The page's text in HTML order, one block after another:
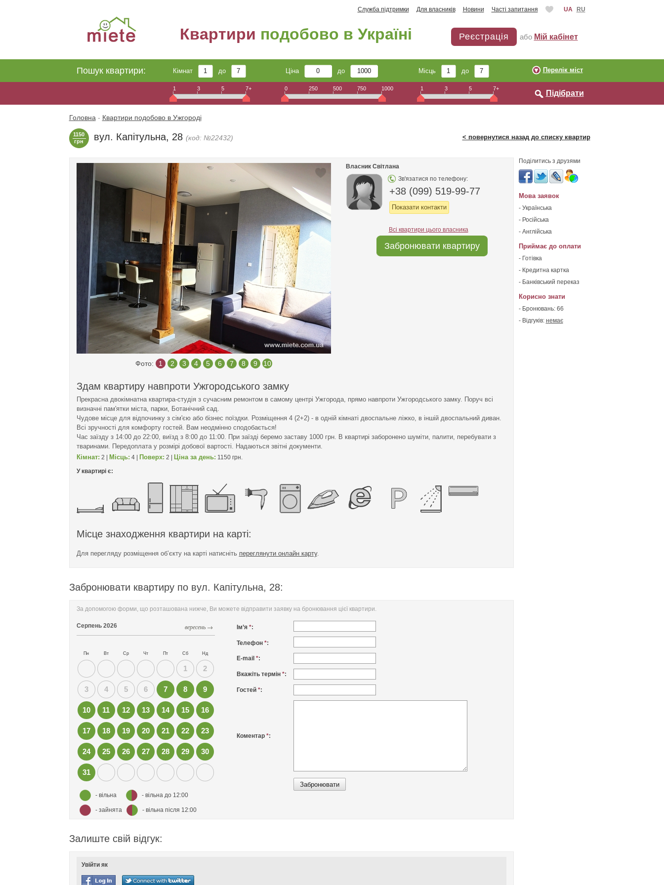
Служба підтримки Для власників Новини Часті запитання UA RU
Квартири подобово в Україні Реєстрація або Мій кабінет
Пошук квартири: Кімнат до Ціна до Місць до Перелік міст
1 3 5 7+ 0 250 500 750 1000 1 3 5 7+
Підібрати
Головна - Квартири подобово в Ужгороді
< повернутися назад до списку квартир
1150
грн
вул. Капітульна, 28 (код: №22432)
Поділитись з друзями
Мова заявок
- Українська
- Російська
- Англійська
Приймає до оплати
- Готівка
- Кредитна картка
- Банківський переказ
Корисно знати
- Бронювань: 66
- Відгуків: немає
Фото: 1 2 3 4 5 6 7 8 9 10
Власник Світлана
Зв'язатися по телефону:
+38 (099) 519-99-77
Показати контакти
Всі квартири цього власника
Забронювати квартиру
Здам квартиру навпроти Ужгородського замку
Прекрасна двокімнатна квартира-студія з сучасним ремонтом в самому центрі Ужгорода, прямо навпроти Ужгородського замку. Поруч всі
визначні пам'ятки міста, парки, Ботанічний сад.
Чудове місце для відпочинку з сім'єю або бізнес поїздки. Розміщення 4 (2+2) - в одній кімнаті двоспальне ліжко, в іншій двоспальний диван.
Всі зручності для комфорту гостей. Вам неодмінно сподобається!
Час заїзду з 14:00 до 22:00, виїзд з 8:00 до 11:00. При заїзді беремо заставу 1000 грн. В квартирі заборонено шуміти, палити, перебувати з
тваринами. Передоплата у розмірі добової вартості. Надаються звітні документи.
Кімнат: 2 | Місць: 4 | Поверх: 2 | Ціна за день: 1150 грн.
У квартирі є:
Місце знаходження квартири на карті:
Для перегляду розміщення об’єкту на карті натисніть переглянути онлайн карту.
Забронювати квартиру по вул. Капітульна, 28:
За допомогою форми, що розташована нижче, Ви можете відправити заявку на бронювання цієї квартири.
вересень →
Серпень 2026
Пн Вт Ср Чт Пт Сб Нд
1 2
3 4 5 6 7 8 9
10 11 12 13 14 15 16
17 18 19 20 21 22 23
24 25 26 27 28 29 30
31
- вільна - вільна до 12:00
- зайнята - вільна після 12:00
Ім’я *:
Телефон *:
E-mail *:
Вкажіть термін *:
Гостей *:
Коментар *:
Залиште свій відгук:
Увійти як